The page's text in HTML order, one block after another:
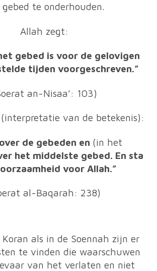
te onderhouden.
Allah zegt:
gebed is voor de gelovigen
tijden voorgeschreven.”
an-Nisaa’: 103)
van de betekenis):
de gebeden en (in het
het middelste gebed. En sta
voor Allah.”
al-Baqarah: 238)
als in de Soennah zijn er
te vinden die waarschuwen
van het verlaten en niet